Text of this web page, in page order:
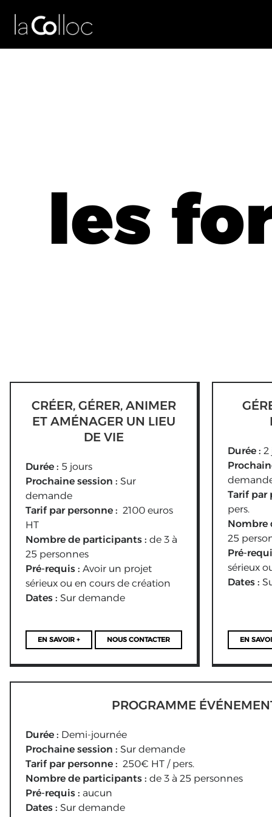
les
CRÉER, GÉRER, ANIMER
ET AMÉNAGER UN LIEU
DE VIE
Durée : 5 jours
Prochaine session : Sur
demande
Tarif par personne : 2100 euros
HT
Nombre de participants : de 3 à
25 personnes
Pré-requis : Avoir un projet
sérieux ou en cours de création
Dates : Sur demande
NOUS CONTACTER
EN SAVOIR +
Durée : 2
Tarif par
pers.
Nombre
25
Pré-
sérieux
Dates :
EN
PROGRAMME
Durée : Demi-journée
Prochaine session : Sur demande
Tarif par personne : 250€ HT / pers.
Nombre de participants : de 3 à 25 personnes
Pré-requis : aucun
Dates : Sur demande
Des outils